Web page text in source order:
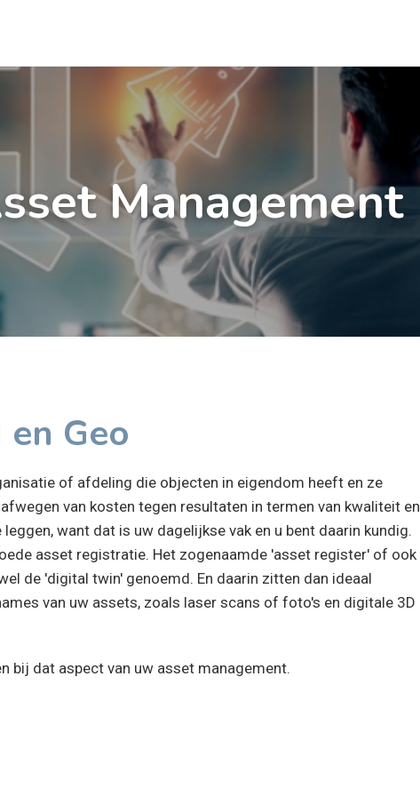
Management
Geo
of afdeling die objecten in eigendom heeft en ze
van kosten tegen resultaten in termen van kwaliteit en
want dat is uw dagelijkse vak en u bent daarin kundig.
asset registratie. Het zogenaamde 'asset register' of ook
de 'digital twin' genoemd. En daarin zitten dan ideaal
van uw assets, zoals laser scans of foto's en digitale 3D
bij dat aspect van uw asset management.